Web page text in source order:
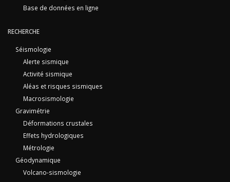
Base de données en ligne
RECHERCHE
Séismologie
Alerte sismique
Activité sismique
Aléas et risques sismiques
Macrosismologie
Gravimétrie
Déformations crustales
Effets hydrologiques
Métrologie
Géodynamique
Volcano-sismologie